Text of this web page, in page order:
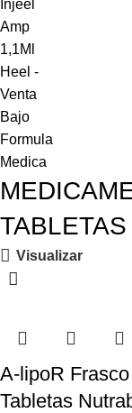
TABLETAS
Visualizar
A-lipoR
Tabletas